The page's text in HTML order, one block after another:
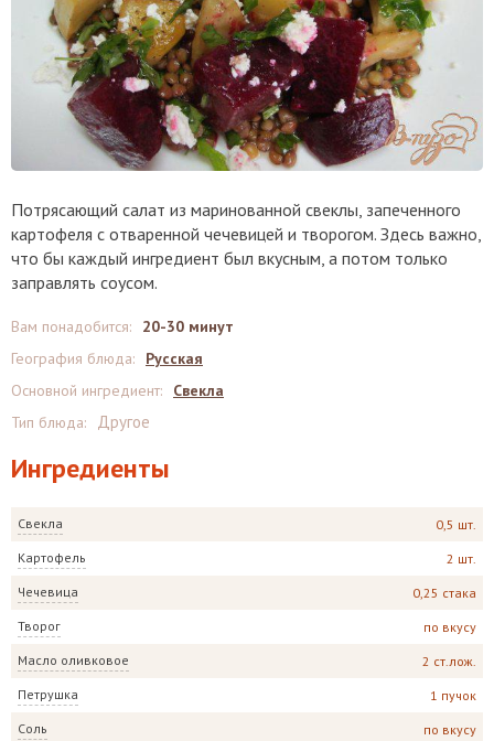
Потрясающий салат из маринованной свеклы, запеченного
картофеля с отваренной чечевицей и творогом. Здесь важно,
что бы каждый ингредиент был вкусным, а потом только
заправлять соусом.
Ингредиенты
Свекла 0,5 шт.
Картофель 2 шт.
Чечевица 0,25 стака
Творог по вкусу
Масло оливковое 2 ст.лож.
Петрушка 1 пучок
Соль по вкусу
Вам понадобится:
20-30 минут
География блюда:
Русская
Основной ингредиент:
Свекла
Тип блюда: Другое